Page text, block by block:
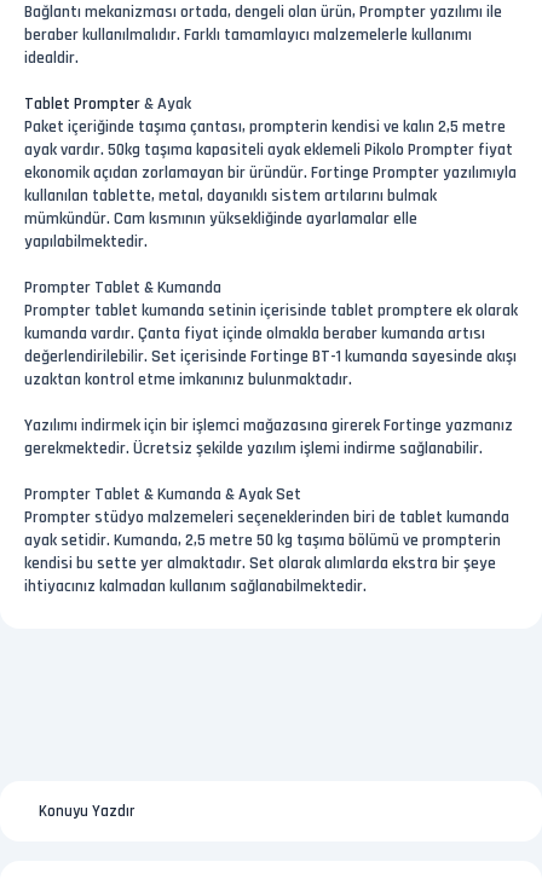
Bağlantı mekanizması ortada, dengeli olan ürün, Prompter yazılımı ile
beraber kullanılmalıdır. Farklı tamamlayıcı malzemelerle kullanımı
idealdir.
Tablet Prompter& Ayak
Paket içeriğinde taşıma çantası, prompterin kendisi ve kalın 2,5 metre
ayak vardır. 50kg taşıma kapasiteli ayak eklemeli Pikolo Prompter fiyat
ekonomik açıdan zorlamayan bir üründür. Fortinge Prompter yazılımıyla
kullanılan tablette, metal, dayanıklı sistem artılarını bulmak
mümkündür. Cam kısmının yüksekliğinde ayarlamalar elle
yapılabilmektedir.
Prompter Tablet & Kumanda
Prompter tablet kumanda setinin içerisinde tablet promptere ek olarak
kumanda vardır. Çanta fiyat içinde olmakla beraber kumanda artısı
değerlendirilebilir. Set içerisinde Fortinge BT-1 kumanda sayesinde akışı
uzaktan kontrol etme imkanınız bulunmaktadır.
Yazılımı indirmek için bir işlemci mağazasına girerek Fortinge yazmanız
gerekmektedir. Ücretsiz şekilde yazılım işlemi indirme sağlanabilir.
Prompter Tablet & Kumanda & Ayak Set
Prompter stüdyo malzemeleri seçeneklerinden biri de tablet kumanda
ayak setidir. Kumanda, 2,5 metre 50 kg taşıma bölümü ve prompterin
kendisi bu sette yer almaktadır. Set olarak alımlarda ekstra bir şeye
ihtiyacınız kalmadan kullanım sağlanabilmektedir.
Konuyu Yazdır